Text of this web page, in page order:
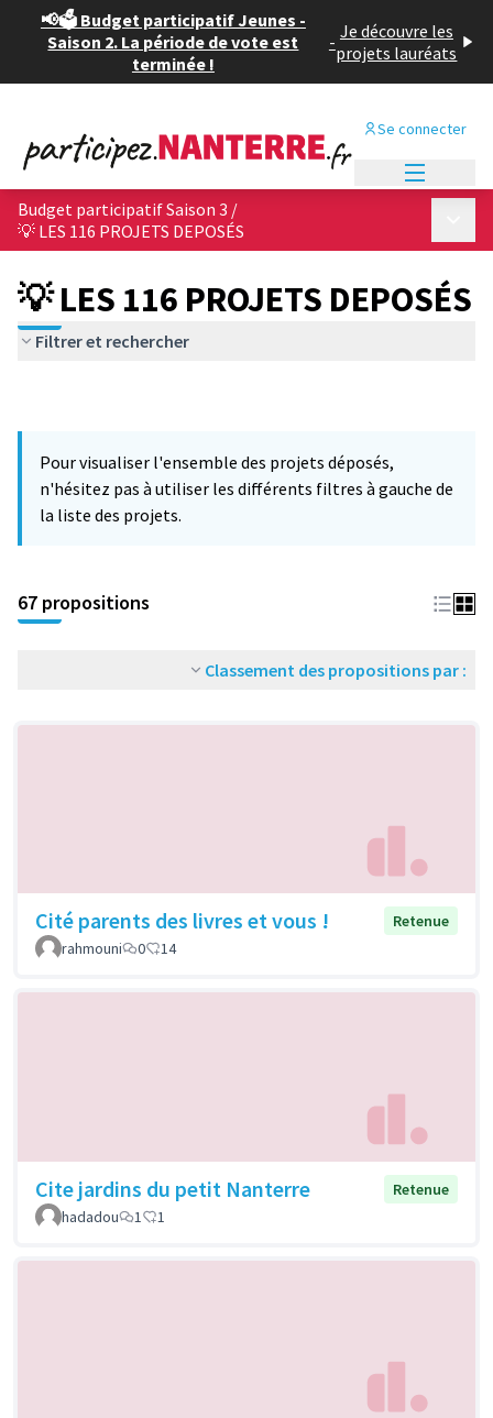
📢🗳️ Budget participatif Jeunes -
Saison 2. La période de vote est
terminée !
- Je découvre les
projets lauréats
Se connecter
Budget participatif Saison 3 /
💡 LES 116 PROJETS DEPOSÉS
💡 LES 116 PROJETS DEPOSÉS
Filtrer et rechercher
Pour visualiser l'ensemble des projets déposés,
n'hésitez pas à utiliser les différents filtres à gauche de
la liste des projets.
67 propositions
Classement des propositions par :
Cité parents des livres et vous !
Retenue
rahmouni
0 14
Cite jardins du petit Nanterre
Retenue
hadadou
1 1